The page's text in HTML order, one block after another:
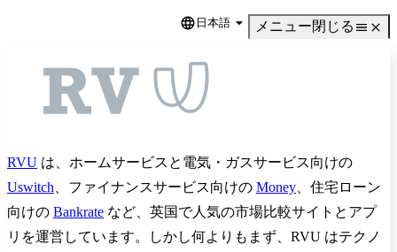
Language
日本語 メニュー閉じる
RVU は、ホームサービスと電気・ガスサービス向けの
Uswitch 、ファイナンスサービス向けの Money 、住宅ローン
向けの Bankrate など、英国で人気の市場比較サイトとアプ
リを運営しています。しかし何よりもまず、RVU はテクノ